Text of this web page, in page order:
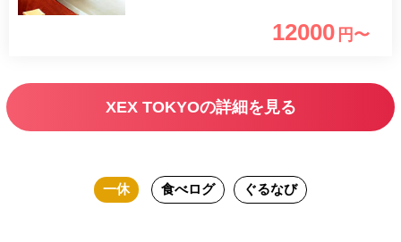
に～ 東京駅八重洲北口直結の大丸東京
魚介三点の鉄板焼、お肉のメインなどが
味わえるランチコースです。 ＜おす
12000 円〜
XEX TOKYOの詳細を見る
一休 食べログ ぐるなび